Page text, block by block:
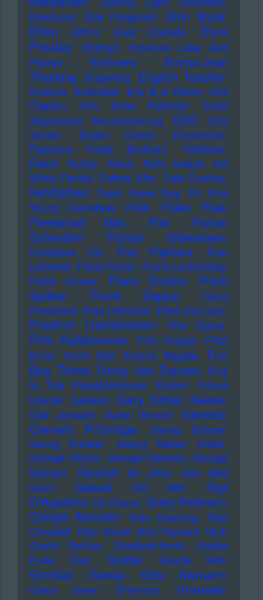
Electronic
Ella Fitzgerald Elon Musk
Elton John Elvis Costello
Elvis
Presley
Embryo
Emerson Lake And
Palmer
Eminem
Emma-Jean
Thackray
Engerling English Teacher
Erasure Erdmöbel Eric B & Rakim Eric
Clapton
Eric Drew Feldman
Erste
Allgemeine Verunsicherung
ESC
Etta
James
Eugen Cicero
Eurythmics
Fabulous Freak Brothers
Faithless
Falco Family Farce Farin Urlaub
Fat
White Family Fatboy Slim Fats Domino
Fehlfarben Feist Fever Ray Fil
Fine
Young Cannibals
FINK Flake
Flea
Fleetwood Mac
Fler
Florian
Schneider
Florian Silbereisen
Fontaines DC Foo Fighters
Fran
Lebowitz Frank Farian Frank Laufenberg
Frank Ocean
Frank Sinatra
Frank
Spilker
Frank Zappa
Franz
Ferdinand Frau Lehmann Fred und Luna
Friedrich Liechtenstein Fritz Egner
Fritz Kalkbrenner Fritz Puppel
Fritzi
Ernst
Front 242 Fuerza Regida
Fun
Boy Three Funny van Dannen Fury
In The Slaughterhouse
Fusion
Future
Islands Galliano Gary Glitter Geese
Geir Jenssen Gene Vincent
Genesis
Genesis P-Orridge
Georg Danzer
Georg Kreisler
Georg Stefan Troller
George Clinton George Harrison George
Michael
Gestalt et Jive
Get Well
Soon
Gewalt GG Allin
Gigi
D'Agostino Gil Ofarim Giles Peterson
Giorgio Moroder
Gitte Haenning
Glen
Campbell Glen Gould Glen Hansard GLS
Gnarls Barkley
Goebbels/Harth
Golden
Pudel Club
Goldie Goodie Mob
Gorillaz Gossip Götz Alsmann
Grace Jones Grammys
Grandaddy